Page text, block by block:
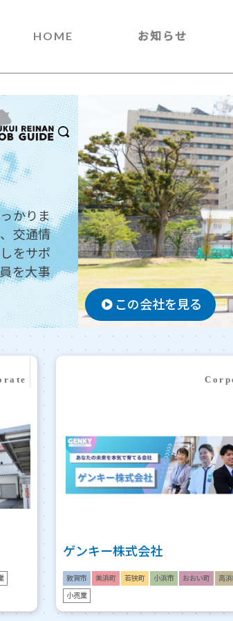
HOME お知らせ
かりま
交通情
をサポ
を大事
この会社を見る
ゲンキー株式会社
敦賀市 美浜町 若狭町 小浜市 おおい町 高
小売業